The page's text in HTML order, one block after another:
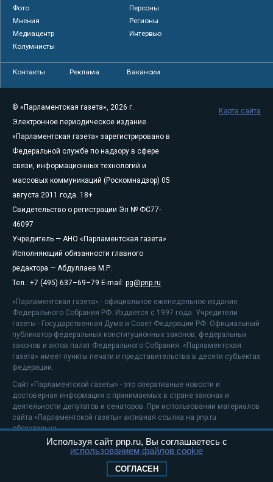
Фото
Персоны
Мнения
Регионы
Медиацентр
Интервью
Колумнисты
Контакты Реклама Вакансии
© «Парламентская газета», 2026 г.
Электронное периодическое издание
«Парламентская газета» зарегистрировано в
Федеральной службе по надзору в сфере
связи, информационных технологий и
массовых коммуникаций (Роскомнадзор) 05
августа 2011 года. 18+
Свидетельство о регистрации Эл № ФС77-
46097
Учредитель — АНО «Парламентская газета»
Исполняющий обязанности главного
редактора — Абдуллаев М.Р.
Тел.: +7 (495) 637–69–79 E-mail: pg@pnp.ru
«Парламентская газета» - официальное еженедельное издание
Федерального Собрания РФ. Издается с 1997 года. Учредители
газеты - Государственная Дума и Совет Федерации РФ. Официальный
публикатор федеральных конституционных законов, федеральных
законов и актов палат Федерального Собрания. «Парламентская
газета» имеет пункты печати и представительства в десяти субъектах
федерации.
Сайт «Парламентской газеты» - это оперативные новости и
достоверная информация о принимаемых в стране законах и
деятельности депутатов и сенаторов. При использовании материалов
сайта «Парламентской газеты» активная ссылка на pnp.ru
обязательна.
На информационном ресурсе применяютсярекомендательные
Положение о защите персональных данных
Карта сайта
Используя сайт pnp.ru, Вы соглашаетесь с
использованием файлов cookie
СОГЛАСЕН